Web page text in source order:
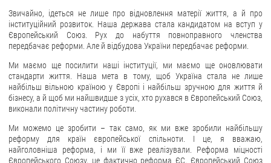
Звичайно, ідеться не лише про відновлення матерії життя, а й про
інституційний розвиток. Наша держава стала кандидатом на вступ у
Європейський Союз. Рух до набуття повноправного членства
передбачає реформи. Але й відбудова України передбачає реформи.
Ми маємо ще посилити наші інституції, ми маємо ще оновлювати
стандарти життя. Наша мета в тому, щоб Україна стала не лише
найбільш вільною країною у Європі і найбільш зручною для життя й
бізнесу, а й щоб ми найшвидше з усіх, хто рухався в Європейський Союз,
виконали політичну частину роботи.
Ми можемо це зробити – так само, як ми вже зробили найбільшу
реформу для країн європейської спільноти. І це, я вважаю,
найголовніша реформа, і ми її вже реалізували. Реформа міцності
Європейського Союзу, це фактично реформа ЄС. Європейський Союз